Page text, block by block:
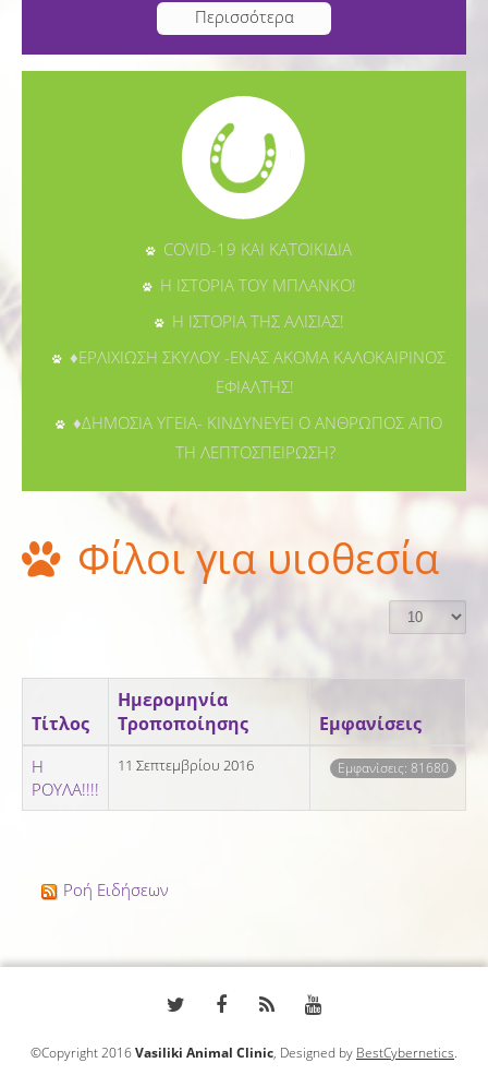
Περισσότερα
COVID-19 ΚΑΙ ΚΑΤΟΙΚΙΔΙΑ
Η ΙΣΤΟΡΙΑ ΤΟΥ ΜΠΛΑΝΚΟ!
Η ΙΣΤΟΡΙΑ ΤΗΣ ΑΛΙΣΙΑΣ!
♦ΕΡΛΙΧΙΩΣΗ ΣΚΥΛΟΥ -ΕΝΑΣ ΑΚΟΜΑ ΚΑΛΟΚΑΙΡΙΝΟΣ
ΕΦΙΑΛΤΗΣ!
♦ΔΗΜΟΣΙΑ ΥΓΕΙΑ- ΚΙΝΔΥΝΕΥΕΙ Ο ΑΝΘΡΩΠΟΣ ΑΠΟ
ΤΗ ΛΕΠΤΟΣΠΕΙΡΩΣΗ?
Φίλοι για υιοθεσία
Τίτλος
Ημερομηνία
Τροποποίησης
Εμφανίσεις
Η
ΡΟΥΛΑ!!!!
11 Σεπτεμβρίου 2016 Εμφανίσεις: 81680
Ροή Ειδήσεων
©Copyright 2016Vasiliki Animal Clinic, Designed by BestCybernetics.